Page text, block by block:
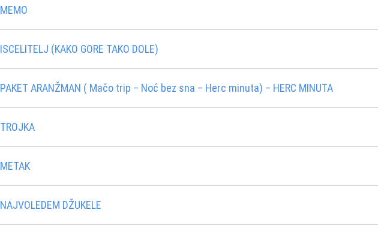
MEMO
ISCELITELJ (KAKO GORE TAKO DOLE)
PAKET ARANŽMAN ( Mačo trip – Noć bez sna – Herc minuta) – HERC MINUTA
TROJKA
METAK
NAJVOLEDEM DŽUKELE